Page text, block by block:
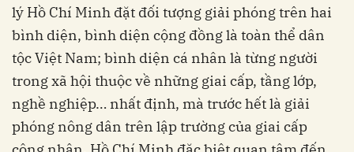
lý Hồ Chí Minh đặt đối tượng giải phóng trên hai
bình diện, bình diện cộng đồng là toàn thể dân
tộc Việt Nam; bình diện cá nhân là từng người
trong xã hội thuộc về những giai cấp, tầng lớp,
nghề nghiệp… nhất định, mà trước hết là giải
phóng nông dân trên lập trường của giai cấp